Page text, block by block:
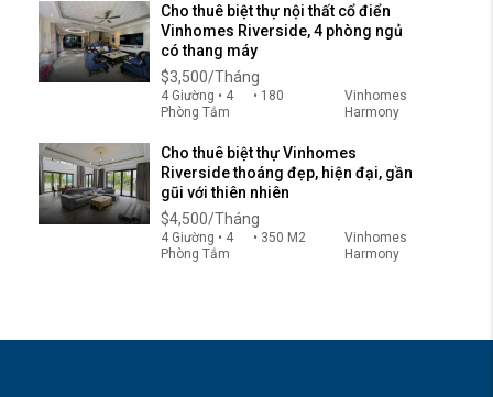
Cho thuê biệt thự nội thất cổ điển
Vinhomes Riverside, 4 phòng ngủ
có thang máy
$3,500/Tháng
4 Giường • 4
Phòng Tắm
• 180
Vinhomes
Harmony
Cho thuê biệt thự Vinhomes
Riverside thoáng đẹp, hiện đại, gần
gũi với thiên nhiên
$4,500/Tháng
4 Giường • 4
Phòng Tắm
• 350 M2
Vinhomes
Harmony